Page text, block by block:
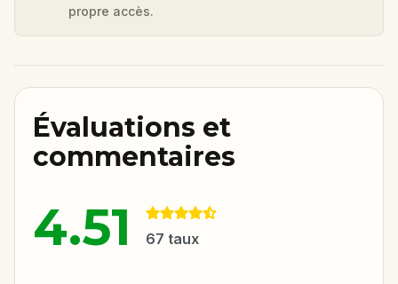
propre accès.
Évaluations et
commentaires
4.51 67 taux